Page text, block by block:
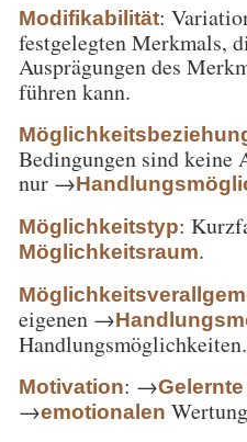
Modifikabilität:
festgelegten Merkmals,
Ausprägungen des
führen kann.
Bedingungen sind keine
nur →
Möglichkeitstyp:
Möglichkeitsraum.
eigenen →
Handlungsmöglichkeiten.
Motivation: →Gelernte
→emotionalen